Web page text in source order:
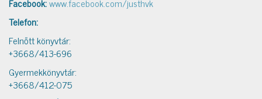
Facebook:www.facebook.com/justhvk
Telefon:
Felnőtt könyvtár:
+3668/413-696
Gyermekkönyvtár:
+3668/412-075